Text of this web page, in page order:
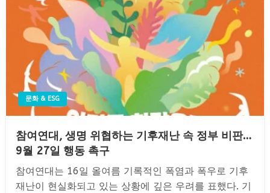
문화 & ESG
참여연대, 생명 위협하는 기후재난 속 정부 비판…
9월 27일 행동 촉구
참여연대는 16일 올여름 기록적인 폭염과 폭우로 기후
재난이 현실화되고 있는 상황에 깊은 우려를 표했다. 기